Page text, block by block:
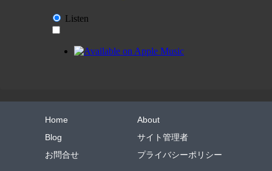
Home
About
Blog
サイト管理者
お問合せ
プライバシーポリシー